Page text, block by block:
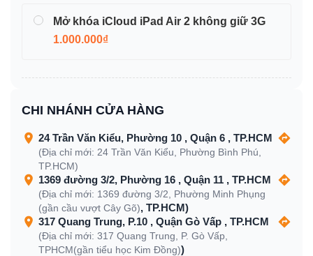
Mở khóa iCloud iPad Air 2 không giữ 3G
1.000.000₫
CHI NHÁNH CỬA HÀNG
24 Trần Văn Kiểu, Phường 10 , Quận 6 , TP.HCM
(Địa chỉ mới: 24 Trần Văn Kiểu, Phường Bình Phú,
TP.HCM)
1369 đường 3/2, Phường 16 , Quận 11 , TP.HCM
(Địa chỉ mới: 1369 đường 3/2, Phường Minh Phụng
(gần cầu vượt Cây Gõ), TP.HCM)
317 Quang Trung, P.10 , Quận Gò Vấp , TP.HCM
(Địa chỉ mới: 317 Quang Trung, P. Gò Vấp,
TPHCM(gần tiểu học Kim Đồng))